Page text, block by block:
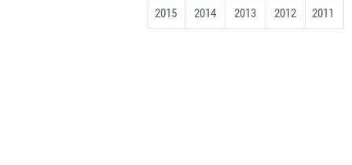
2015 2014 2013 2012 2011